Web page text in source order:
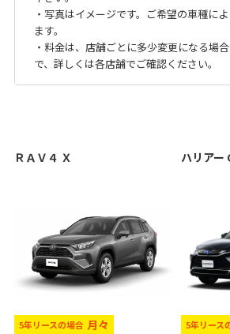
・写真はイメージです。ご希望の車種に
ます。
・料金は、店舗ごとに多少変更になる場
で、詳しくは各店舗でご確認ください。
ＲＡＶ４ Ｘ
5年リースの場合 月々
ハリアー
5年リース